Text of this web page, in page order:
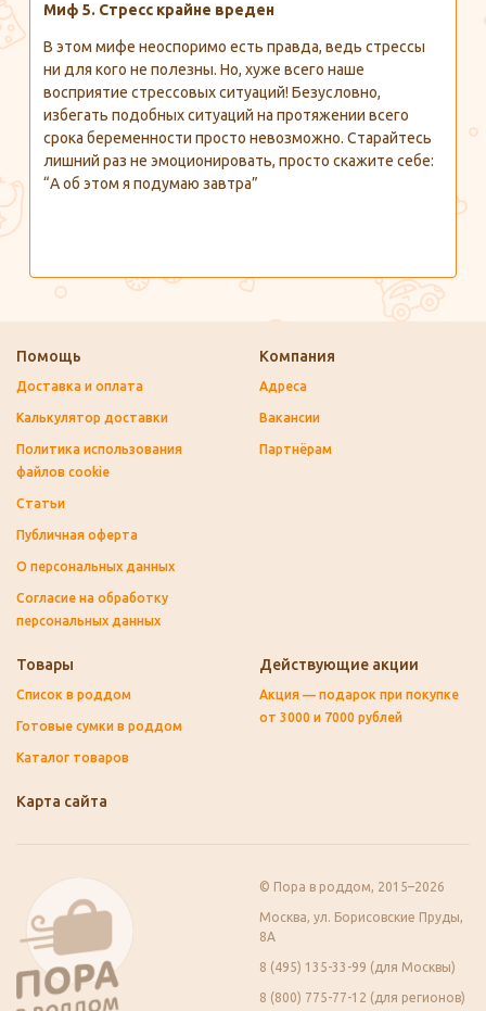
Миф 5. Стресс крайне вреден
В этом мифе неоспоримо есть правда, ведь стрессы
ни для кого не полезны. Но, хуже всего наше
восприятие стрессовых ситуаций! Безусловно,
избегать подобных ситуаций на протяжении всего
срока беременности просто невозможно. Старайтесь
лишний раз не эмоционировать, просто скажите себе:
“А об этом я подумаю завтра”
Помощь
Доставка и оплата
Калькулятор доставки
Политика использования
файлов cookie
Статьи
Публичная оферта
О персональных данных
Согласие на обработку
персональных данных
Компания
Адреса
Вакансии
Партнёрам
Товары
Список в роддом
Готовые сумки в роддом
Каталог товаров
Действующие акции
Акция — подарок при покупке
от 3000 и 7000 рублей
Карта сайта
© Пора в роддом, 2015–2026
Москва, ул. Борисовские Пруды,
8А
8 (495) 135-33-99 (для Москвы)
8 (800) 775-77-12 (для регионов)